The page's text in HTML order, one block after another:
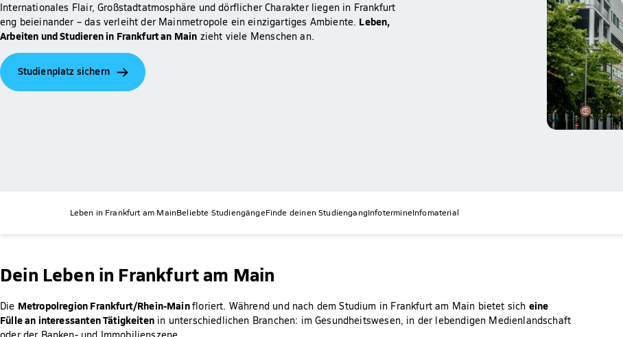
Internationales Flair, Großstadtatmosphäre und dörflicher Charakter liegen in Frankfurt
eng beieinander – das verleiht der Mainmetropole ein einzigartiges Ambiente. Leben,
Arbeiten und Studieren in Frankfurt an Main zieht viele Menschen an.
Studienplatz sichern
Leben in Frankfurt am MainBeliebte StudiengängeFinde deinen StudiengangInfotermineInfomaterial
Dein Leben in Frankfurt am Main
Die Metropolregion Frankfurt/Rhein-Mainfloriert. Während und nach dem Studium in Frankfurt am Main bietet sich eine
Fülle an interessanten Tätigkeitenin unterschiedlichen Branchen: im Gesundheitswesen, in der lebendigen Medienlandschaft
oder der Banken- und Immobilienszene.